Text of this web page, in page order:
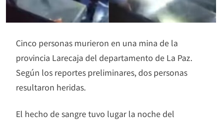
Cinco personas murieron en una mina de la
provincia Larecaja del departamento de La Paz.
Según los reportes preliminares, dos personas
resultaron heridas.
El hecho de sangre tuvo lugar la noche del